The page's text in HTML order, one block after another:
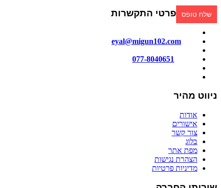
פרטי התקשרות
eyal@migun102.com
077-8040651
ניווט מהיר
אודות
אישורים
צור קשר
בלוג
מפת אתר
הצהרת נגישות
מדיניות פרטיות